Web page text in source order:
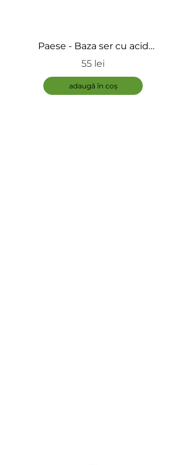
Paese - Baza ser cu acid
hialuronic - Triple Hyaluronic
55 lei
adaugă în coș